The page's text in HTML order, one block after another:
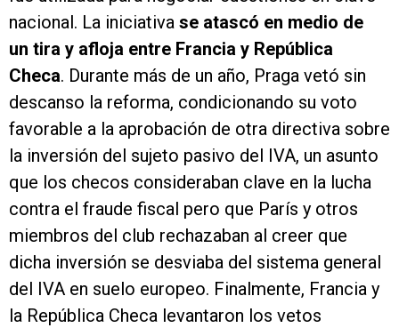
nacional. La iniciativa se atascó en medio de
un tira y afloja entre Francia y República
Checa. Durante más de un año, Praga vetó sin
descanso la reforma, condicionando su voto
favorable a la aprobación de otra directiva sobre
la inversión del sujeto pasivo del IVA, un asunto
que los checos consideraban clave en la lucha
contra el fraude fiscal pero que París y otros
miembros del club rechazaban al creer que
dicha inversión se desviaba del sistema general
del IVA en suelo europeo. Finalmente, Francia y
la República Checa levantaron los vetos